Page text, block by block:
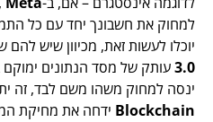
למחוק את חשבונך יחד עם כל
יוכלו לעשות זאת, מכיוון שיש להם
3.0עותק של מסד הנתונים ימוקם
ינסה למחוק משהו משם לבד, זה
Blockchainידחה את מחיקת